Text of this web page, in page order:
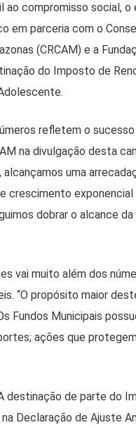
ao compromisso social, o
em parceria com o
(CRCAM) e a
do Imposto de
refletem o
na divulgação desta
uma
crescimento exponencial
dobrar o alcance da
vai muito além dos
“O propósito maior
Fundos Municipais
ações que
destinação de parte do
Declaração de Ajuste